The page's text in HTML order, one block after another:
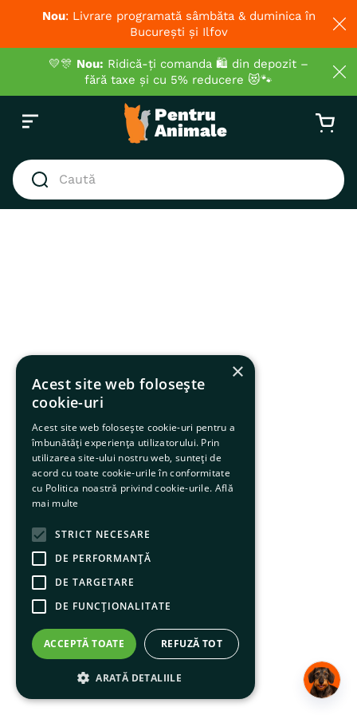
Nou: Livrare programată sâmbăta & duminica în
București și Ilfov
💛🎊 Nou: Ridică-ți comanda 🛍️ din depozit –
fără taxe și cu 5% reducere 😻🐾
Caută
5. brit
6. hrana uscata câini
7. hypoallergenic
8.
acana
9. recompense caini
10. brit caini
×
Acest site web folosește
cookie-uri
Acest site web folosește cookie-uri pentru a
îmbunătăți experiența utilizatorului. Prin
utilizarea site-ului nostru web, sunteți de
acord cu toate cookie-urile în conformitate
cu Politica noastră privind cookie-urile. Află
mai multe
STRICT NECESARE
DE PERFORMANȚĂ
DE TARGETARE
DE FUNCŢIONALITATE
ACCEPTĂ TOATE REFUZĂ TOT
ARATĂ DETALIILE